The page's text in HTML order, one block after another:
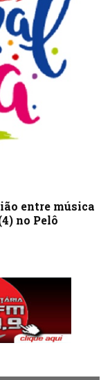
entre música
no Pelô